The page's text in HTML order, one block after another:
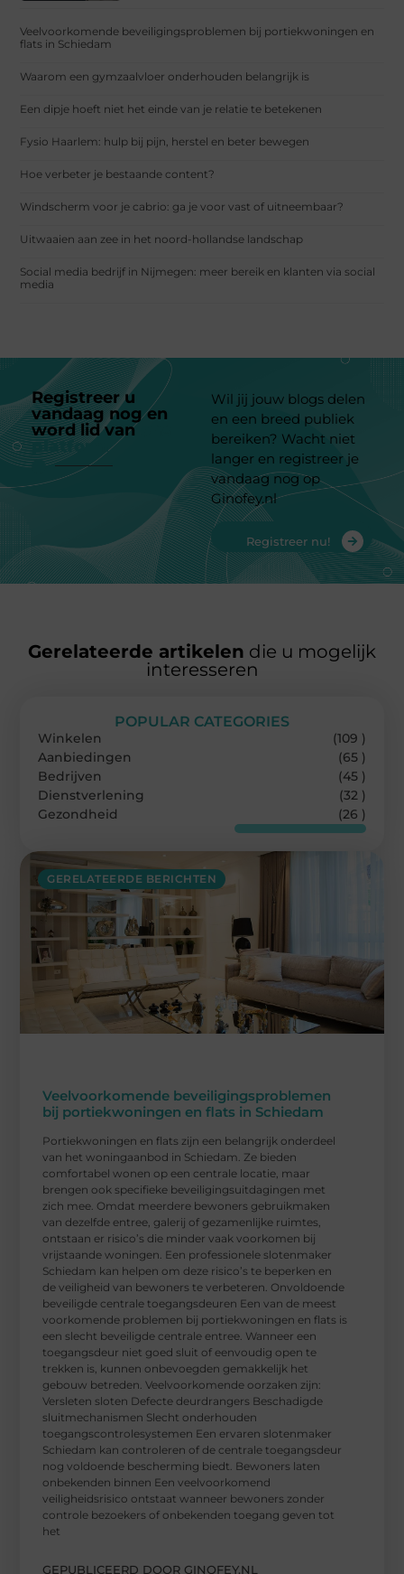
Veelvoorkomende beveiligingsproblemen bij portiekwoningen en
flats in Schiedam
Waarom een gymzaalvloer onderhouden belangrijk is
Een dipje hoeft niet het einde van je relatie te betekenen
Fysio Haarlem: hulp bij pijn, herstel en beter bewegen
Hoe verbeter je bestaande content?
Windscherm voor je cabrio: ga je voor vast of uitneembaar?
Uitwaaien aan zee in het noord-hollandse landschap
Social media bedrijf in Nijmegen: meer bereik en klanten via social
media
Registreer u
vandaag nog en
word lid van
platform
Wil jij jouw blogs delen
en een breed publiek
bereiken? Wacht niet
langer en registreer je
vandaag nog op
Ginofey.nl
Registreer nu!
Gerelateerde artikelen die u mogelijk
interesseren
GERELATEERDE BERICHTEN
Veelvoorkomende beveiligingsproblemen
bij portiekwoningen en flats in Schiedam
Portiekwoningen en flats zijn een belangrijk onderdeel
van het woningaanbod in Schiedam. Ze bieden
comfortabel wonen op een centrale locatie, maar
brengen ook specifieke beveiligingsuitdagingen met
zich mee. Omdat meerdere bewoners gebruikmaken
van dezelfde entree, galerij of gezamenlijke ruimtes,
ontstaan er risico’s die minder vaak voorkomen bij
vrijstaande woningen. Een professionele slotenmaker
Schiedam kan helpen om deze risico’s te beperken en
de veiligheid van bewoners te verbeteren. Onvoldoende
beveiligde centrale toegangsdeuren Een van de meest
voorkomende problemen bij portiekwoningen en flats is
een slecht beveiligde centrale entree. Wanneer een
toegangsdeur niet goed sluit of eenvoudig open te
trekken is, kunnen onbevoegden gemakkelijk het
gebouw betreden. Veelvoorkomende oorzaken zijn:
Versleten sloten Defecte deurdrangers Beschadigde
sluitmechanismen Slecht onderhouden
toegangscontrolesystemen Een ervaren slotenmaker
Schiedam kan controleren of de centrale toegangsdeur
nog voldoende bescherming biedt. Bewoners laten
onbekenden binnen Een veelvoorkomend
veiligheidsrisico ontstaat wanneer bewoners zonder
controle bezoekers of onbekenden toegang geven tot
het
GEPUBLICEERD DOOR GINOFEY.NL
POPULAR CATEGORIES
Winkelen
(109 )
Aanbiedingen
(65 )
Bedrijven
(45 )
Dienstverlening
(32 )
Gezondheid
(26 )